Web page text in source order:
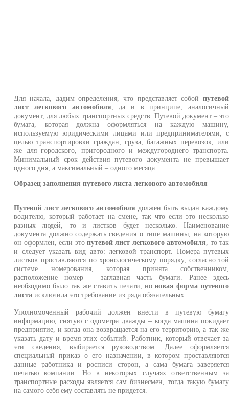
Для начала, дадим определения, что представляет собойпутевой
лист легкового автомобиля , да и в принципе, аналогичный
документ, для любых транспортных средств. Путевой документ – это
бумага, которая должна оформляться на каждую машину,
используемую юридическими лицами или предпринимателями, с
целью транспортировки граждан, груза, багажных перевозок, или
же для городского, пригородного и междугороднего транспорта.
Минимальный срок действия путевого документа не превышает
одного дня, а максимальный – одного месяца.
Образец заполнения путевого листа легкового автомобиля
Путевой лист легкового автомобиля должен быть выдан каждому
водителю, который работает на смене, так что если это несколько
разных людей, то и листков будет несколько. Наименование
документа должно содержать сведения о типе машины, на которую
он оформлен, если это путевой лист легкового автомобиля , то так
и следует указать вид авто: легковой транспорт. Номера путевых
листков проставляются по хронологическому порядку, согласно той
системе номерования, которая принята собственником,
расположение номер – заглавная часть бумаги. Ранее здесь
необходимо было так же ставить печати, ноновая форма путевого
листа исключила это требование из ряда обязательных.
Уполномоченный рабочий должен внести в путевую бумагу
информацию, снятую с одометра дважды – когда машина покидает
предприятие, и когда она возвращается на его территорию, а так же
указать дату и время этих событий. Работник, который отвечает за
эти сведения, выбирается руководством. Далее оформляется
специальный приказ о его назначении, в котором проставляются
данные работника и росписи сторон, а сама бумага заверяется
печатью компании. Но в некоторых случаях ответственным за
транспортные расходы является сам бизнесмен, тогда такую бумагу
на самого себя ему составлять не придется.